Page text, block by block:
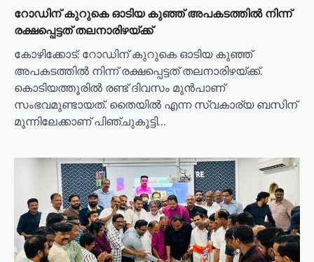
റോഡിന് കുറുകെ ഓടിയ കുഞ്ഞ് അപകടത്തിൽ നിന്ന്
രക്ഷപ്പെട്ടത് തലനാരിഴയ്ക്ക്
കോഴിക്കോട്: റോഡിന് കുറുകെ ഓടിയ കുഞ്ഞ്
അപകടത്തിൽ നിന്ന് രക്ഷപ്പെട്ടത് തലനാരിഴയ്ക്ക്.
കൊടിയത്തൂരിൽ രണ്ട് ദിവസം മുൻപാണ്
സംഭവമുണ്ടായത്. തൈയിൽ എന്ന സ്വകാര്യ ബസിന്
മുന്നിലേക്കാണ് പിഞ്ചുകുട്ടി…